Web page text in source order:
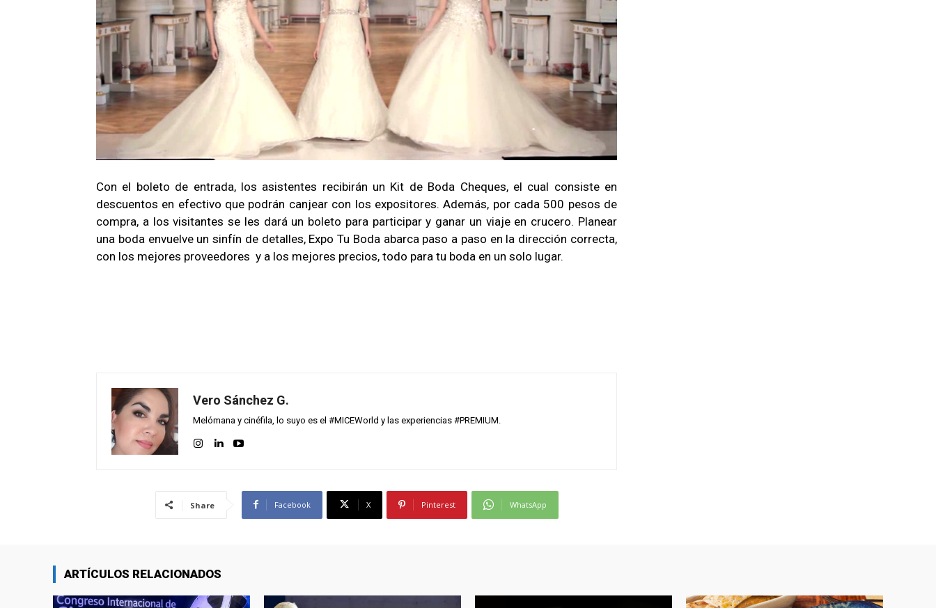
Con el boleto de entrada, los asistentes recibirán un Kit de Boda Cheques, el cual consiste en
descuentos en efectivo que podrán canjear con los expositores. Además, por cada 500 pesos de
compra, a los visitantes se les dará un boleto para participar y ganar un viaje en crucero. Planear
una boda envuelve un sinfín de detalles, Expo Tu Boda abarca paso a paso en la dirección correcta,
con los mejores proveedores y a los mejores precios, todo para tu boda en un solo lugar.
Vero Sánchez G.
Melómana y cinéfila, lo suyo es el #MICEWorld y las experiencias #PREMIUM.
Share Facebook X Pinterest WhatsApp
ARTÍCULOS RELACIONADOS